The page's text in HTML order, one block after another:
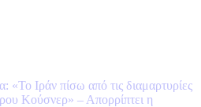
«Το Ιράν πίσω από τις διαμαρτυρίες
Κούσνερ» – Απορρίπτει η